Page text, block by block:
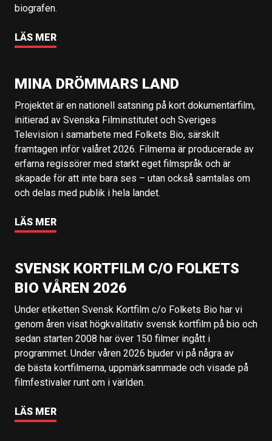
biografen.
LÄS MER
MINA DRÖMMARS LAND
Projektet är en nationell satsning på kort dokumentärfilm,
initierad av Svenska Filminstitutet och Sveriges
Television i samarbete med Folkets Bio, särskilt
framtagen inför valåret 2026. Filmerna är producerade av
erfarna regissörer med starkt eget filmspråk och är
skapade för att inte bara ses – utan också samtalas om
och delas med publik i hela landet.
LÄS MER
SVENSK KORTFILM C/O FOLKETS
BIO VÅREN 2026
Under etiketten Svensk Kortfilm c/o Folkets Bio har vi
genom åren visat högkvalitativ svensk kortfilm på bio och
sedan starten 2008 har över 150 filmer ingått i
programmet. Under våren 2026 bjuder vi på några av
de bästa kortfilmerna, uppmärksammade och visade på
filmfestivaler runt om i världen.
LÄS MER